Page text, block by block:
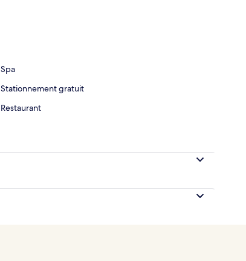
Spa
Stationnement gratuit
Restaurant